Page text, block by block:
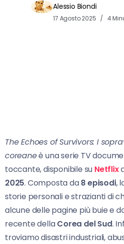
Alessio Biondi
17 Agosto 2025 4
The Echoes of Survivors: I
coreaneè una serie TV
toccante, disponibile su Netflix
2025. Composta da8 episodi,
storie personali e strazianti di
alcune delle pagine più buie e
recente dellaCorea del Sud.
troviamo disastri industriali,